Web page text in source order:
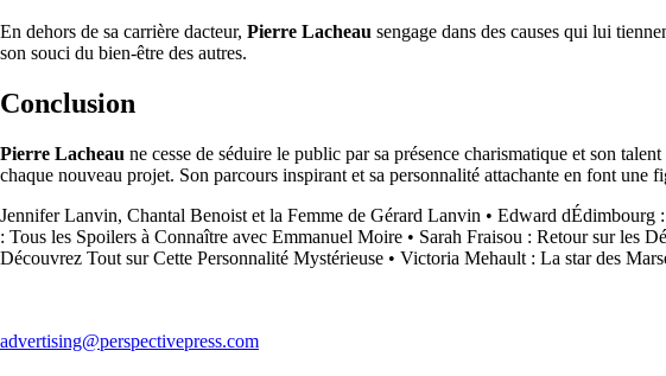
En dehors de sa carrière dacteur, Pierre Lacheau sengage dans des causes qui lui
son souci du bien-être des autres.
Conclusion
Pierre Lacheau ne cesse de séduire le public par sa présence charismatique et son
chaque nouveau projet. Son parcours inspirant et sa personnalité attachante en font une
Jennifer Lanvin, Chantal Benoist et la Femme de Gérard Lanvin • Edward dÉdimbourg
: Tous les Spoilers à Connaître avec Emmanuel Moire • Sarah Fraisou : Retour sur les
Découvrez Tout sur Cette Personnalité Mystérieuse • Victoria Mehault : La star des
advertising@perspectivepress.com